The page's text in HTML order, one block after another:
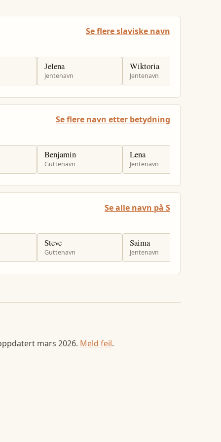
Se flere slaviske navn
Jelena
Jentenavn
Wiktoria
Jentenavn
Se flere navn etter betydning
Benjamin
Guttenavn
Lena
Jentenavn
Se alle navn på S
Steve
Guttenavn
Saima
Jentenavn
mars 2026. Meld feil.